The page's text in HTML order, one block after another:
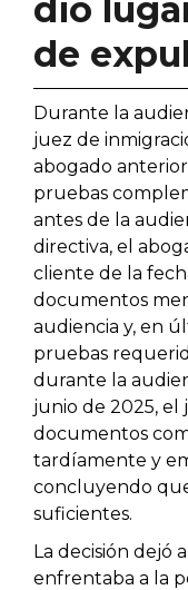
dio
de
Durante la
juez de
abogado
pruebas
antes de la
directiva, el
cliente de la
documentos
audiencia y, en
pruebas
durante la
junio de 2025, el
documentos
tardíamente y
concluyendo
suficientes.
La decisión dejó
enfrentaba a la